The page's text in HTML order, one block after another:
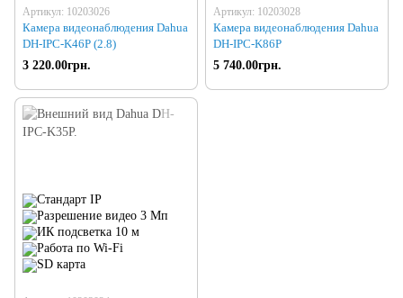
Артикул: 10203026
Камера видеонаблюдения Dahua
DH-IPC-K46P (2.8)
3 220.00грн.
Артикул: 10203028
Камера видеонаблюдения Dahua
DH-IPC-K86P
5 740.00грн.